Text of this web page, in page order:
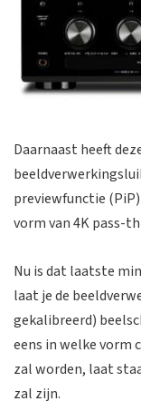
Daarnaast heeft
previewfunctie
vorm van 4K pass-
Nu is dat laatste
laat je de
gekalibreerd)
eens in welke vorm
zal worden, laat
zal zijn.